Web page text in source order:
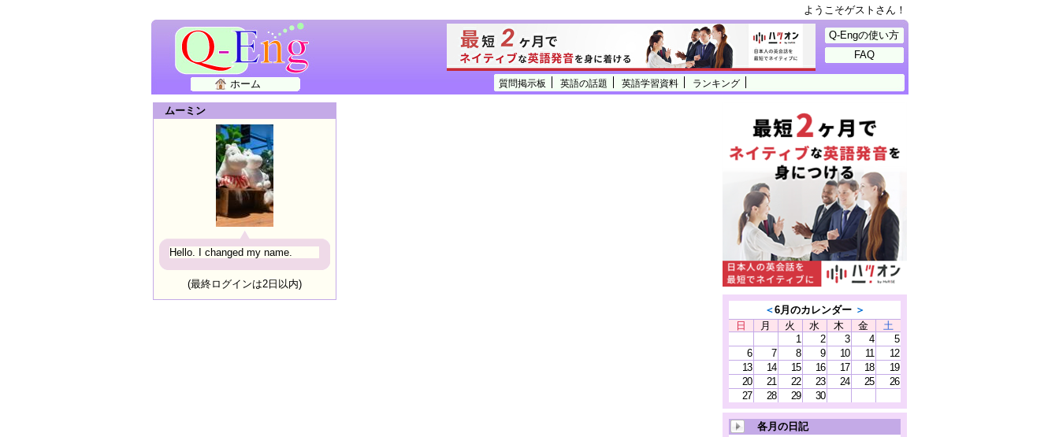
ようこそゲストさん！
質問掲示板 英語の話題 英語学習資料 ランキング
ホーム
Q-Engの使い方
FAQ
ムーミン
Hello. I changed my name.
(最終ログインは2日以内)
＜6月のカレンダー ＞
日
月 火 水 木 金
土
1
2 3 4
5
6
7 8 9 10 11
12
13
14 15 16 17 18
19
20
21 22 23 24 25
26
27
28 29 30
各月の日記